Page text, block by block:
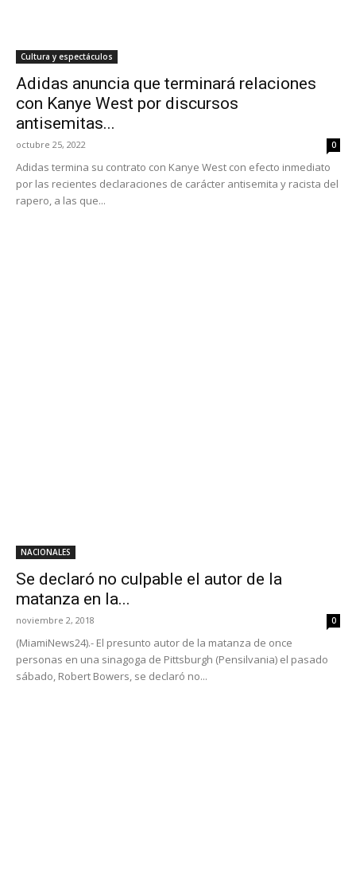
Cultura y espectáculos
Adidas anuncia que terminará relaciones
con Kanye West por discursos
antisemitas...
octubre 25, 2022 0
Adidas termina su contrato con Kanye West con efecto inmediato
por las recientes declaraciones de carácter antisemita y racista del
rapero, a las que...
NACIONALES
Se declaró no culpable el autor de la
matanza en la...
noviembre 2, 2018 0
(MiamiNews24).- El presunto autor de la matanza de once
personas en una sinagoga de Pittsburgh (Pensilvania) el pasado
sábado, Robert Bowers, se declaró no...